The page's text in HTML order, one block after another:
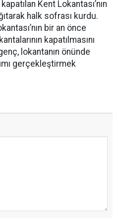
Kent Lokantası’nın
halk sofrası kurdu.
bir an önce
kapatılmasını
lokantanın önünde
gerçekleştirmek